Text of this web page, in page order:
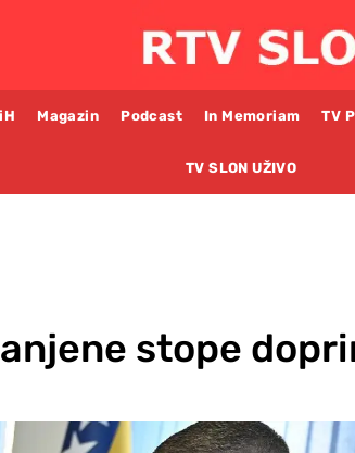
Magazin Podcast In Memoriam TV
TV SLON UŽIVO
stope